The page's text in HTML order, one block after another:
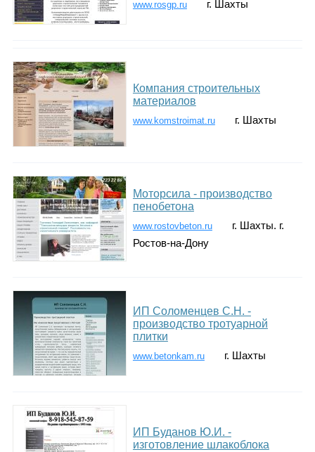
www.rosgp.ru г. Шахты
Компания строительных
материалов
www.komstroimat.ru г. Шахты
Моторсила - производство
пенобетона
www.rostovbeton.ru
г. Шахты. г.
Ростов-на-Дону
ИП Соломенцев С.Н. -
производство тротуарной
плитки
www.betonkam.ru г. Шахты
ИП Буданов Ю.И. -
изготовление шлакоблока